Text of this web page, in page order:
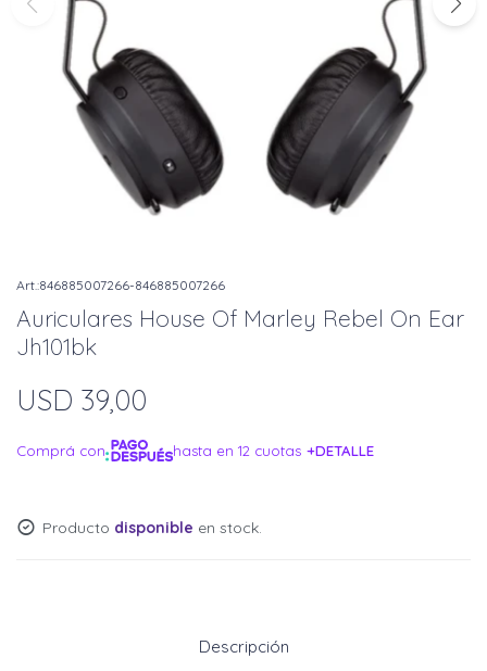
846885007266-846885007266
Auriculares House Of Marley Rebel On Ear
Jh101bk
USD 39,00
Comprá con hasta en 12 cuotas +DETALLE
Producto disponible en stock.
Descripción